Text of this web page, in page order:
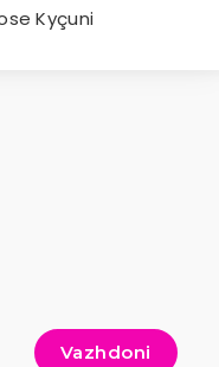
Kyçuni
Vazhdoni